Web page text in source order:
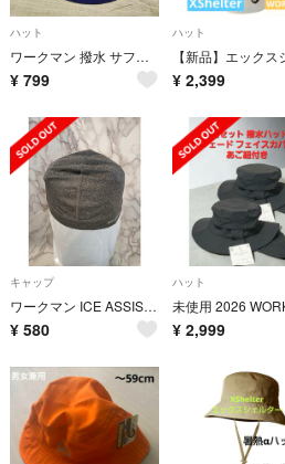
ハット
​ワークマン 撥水 サファリハット 60cm メッシュ カモフラ 内側迷彩 紺
¥ 799
ハット
¥ 2,399
キャップ
ワークマン ICE ASSIST クールキャップ 接触冷感 UVカット
¥ 580
ハット
¥ 2,999